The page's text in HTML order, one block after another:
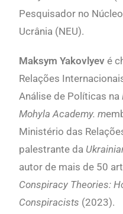
Pesquisador no
Ucrânia (NEU).
Maksym Yakovlyev é
Relações
Análise de Políticas na
Mohyla Academy. m
Ministério das
palestrante da
autor de mais de 50
Conspiracy Theories:
Conspiracists (2023).